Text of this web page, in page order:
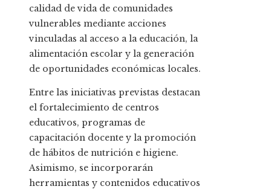
calidad de vida de comunidades
vulnerables mediante acciones
vinculadas al acceso a la educación, la
alimentación escolar y la generación
de oportunidades económicas locales.
Entre las iniciativas previstas destacan
el fortalecimiento de centros
educativos, programas de
capacitación docente y la promoción
de hábitos de nutrición e higiene.
Asimismo, se incorporarán
herramientas y contenidos educativos